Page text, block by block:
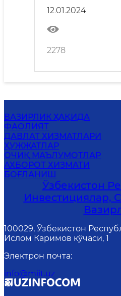
12.01.2024
2278
ВАЗИРЛИК ҲАҚИДА
ФАОЛИЯТ
ДАВЛАТ ХИЗМАТЛАРИ
ҲУЖЖАТЛАР
ОЧИҚ МАЪЛУМОТЛАР
АХБОРОТ ХИЗМАТИ
БОҒЛАНИШ
Ўзбекистон
Инвестициялар,
100029, Ўзбекистон
Ислом Каримов кўчаси, 1
Электрон почта:
info@miit.uz